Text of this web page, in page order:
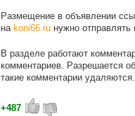
Размещение в объявлении
на koni66.ru нужно отправлять
В разделе работают
комментариев. Разрешается
такие комментарии удаляются.
+487